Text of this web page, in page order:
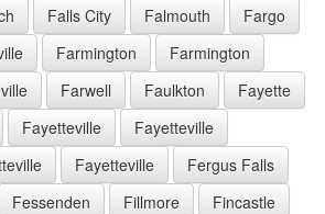
Falls City Falmouth
Fargo
Farmington
Farmington
Farwell Faulkton
Fayette
Fayetteville
Fayetteville
Fayetteville
Fergus Falls
Fessenden Fillmore
Fincastle